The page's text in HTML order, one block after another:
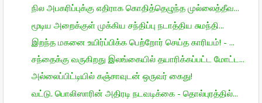
நில அபகரிப்புக்கு எதிராக கொதித்தெழுந்த முல்லைத்தீவ...
மூடிய அறைக்குள் முக்கிய சந்திப்பு நடாத்திய சுமந்தி...
இறந்த மகனை உயிர்ப்பிக்க பெற்றோர் செய்த காரியம்! - ...
சந்தைக்கு வருகிறது இலங்கையில் தயாரிக்கப்பட்ட மோட்ட...
அல்லைப்பிட்டியில் கஞ்சாவுடன் ஒருவர் கைது!
வட்டு. பொலிஸாரின் அதிரடி நடவடிக்கை - தொல்புரத்தில்...